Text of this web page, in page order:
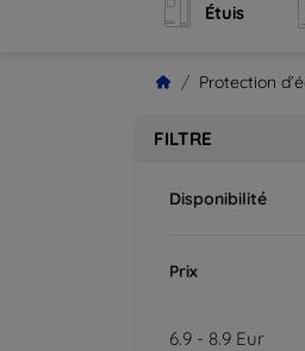
Étuis
Protection
FILTRE
Disponibilité
Prix
6.9 - 8.9 Eur